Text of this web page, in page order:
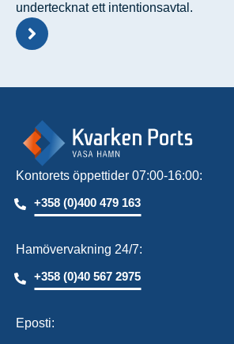
undertecknat ett intentionsavtal.
Kontorets öppettider 07:00-16:00:
+358 (0)400 479 163
Hamövervakning 24/7:
+358 (0)40 567 2975
Eposti: